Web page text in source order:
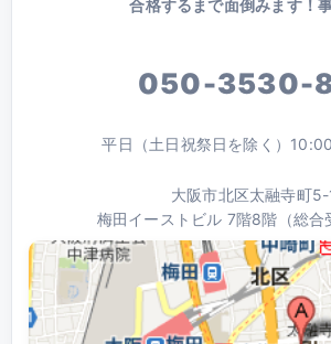
合格するまで面倒みます！
050-3530-
平日（土日祝祭日を除く）
大阪市北区太融寺町
梅田イーストビル 7階8階（総合